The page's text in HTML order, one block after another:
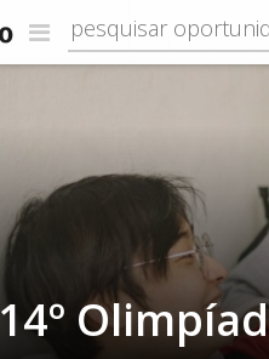
14º